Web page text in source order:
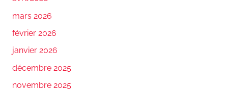
mars 2026
février 2026
janvier 2026
décembre 2025
novembre 2025